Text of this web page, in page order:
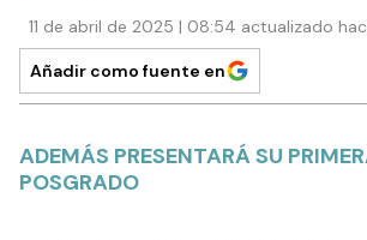
11 de abril de 2025 | 08:54 actualizado
Añadir como fuente en
ADEMÁS PRESENTARÁ SU
POSGRADO